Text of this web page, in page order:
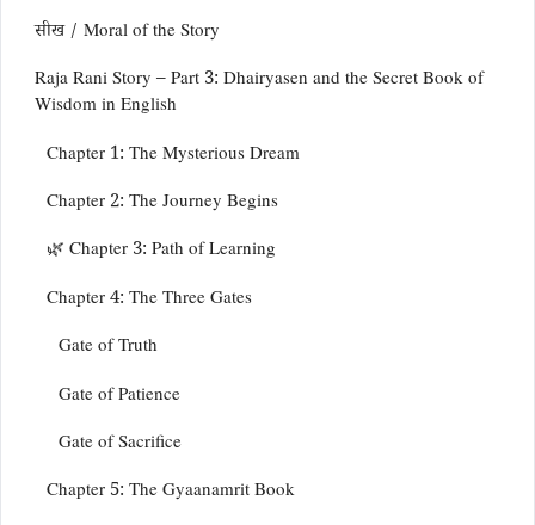
सीख / Moral of the Story
Raja Rani Story – Part 3: Dhairyasen and the Secret Book of
Wisdom in English
Chapter 1: The Mysterious Dream
Chapter 2: The Journey Begins
🌿 Chapter 3: Path of Learning
Chapter 4: The Three Gates
Gate of Truth
Gate of Patience
Gate of Sacrifice
Chapter 5: The Gyaanamrit Book